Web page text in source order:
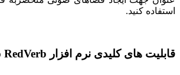
استفاده کنید.
قابلیت های کلیدی نرم افزار schulz.audio RedVerb